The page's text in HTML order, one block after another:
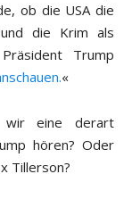
ob die USA die
und die Krim als
Trump
«
wir eine derart
hören? Oder
Tillerson?